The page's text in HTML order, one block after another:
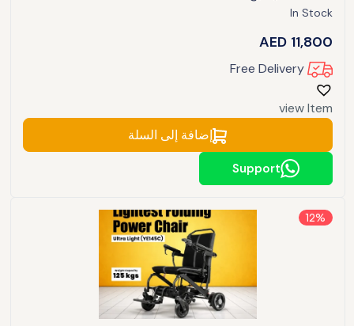
In Stock
AED 11,800
Free Delivery
view Item
إضافة إلى السلة
Support
12%